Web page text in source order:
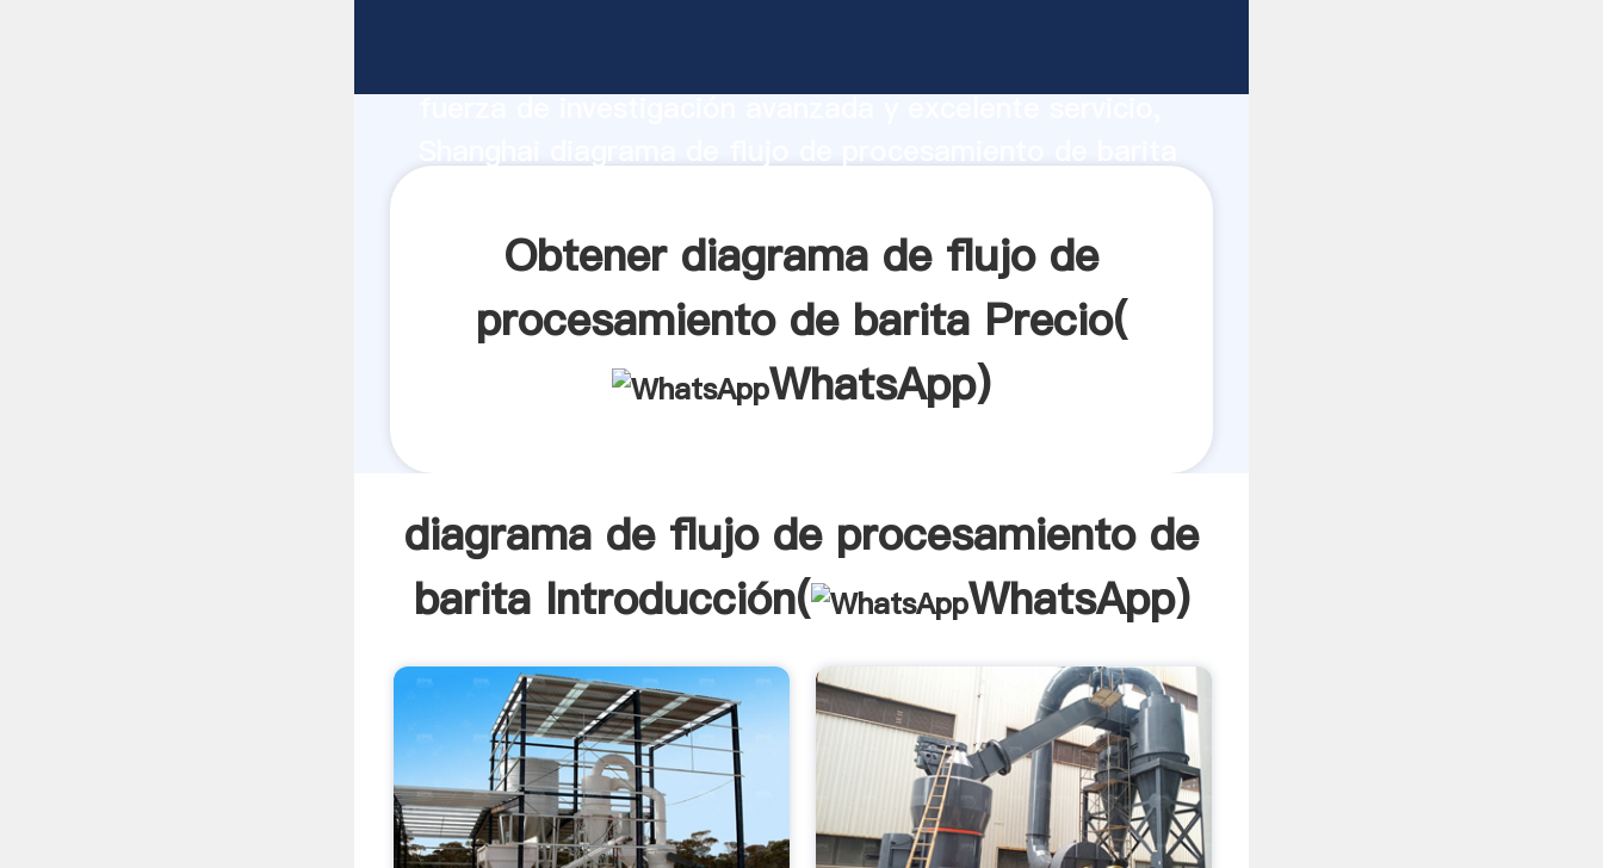
clientes.Obtener diagrama de flujo de
procesamiento de barita Precio(
WhatsApp)
diagrama de flujo de procesamiento de
barita Introducción(
WhatsApp)